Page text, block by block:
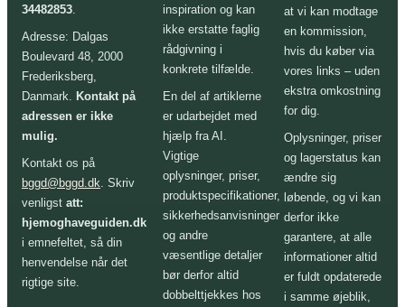
34482853.
Adresse: Dalgas
Boulevard 48, 2000
Frederiksberg,
Danmark. Kontakt på
adressen er ikke
mulig.
Kontakt os på
bggd@bggd.dk. Skriv
venligst att:
hjemoghaveguiden.dk
i emnefeltet, så din
henvendelse når det
rigtige site.
inspiration og kan
ikke erstatte faglig
rådgivning i
konkrete tilfælde.
En del af artiklerne
er udarbejdet med
hjælp fra AI.
Vigtige
oplysninger, priser,
produktspecifikationer,
sikkerhedsanvisninger
og andre
væsentlige detaljer
bør derfor altid
dobbelttjekkes hos
at vi kan modtage
en kommission,
hvis du køber via
vores links – uden
ekstra omkostning
for dig.
Oplysninger, priser
og lagerstatus kan
ændre sig
løbende, og vi kan
derfor ikke
garantere, at alle
informationer altid
er fuldt opdaterede
i samme øjeblik,